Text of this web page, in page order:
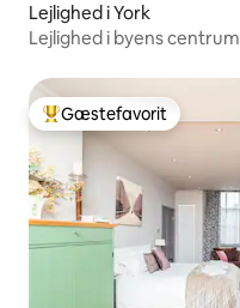
Lejlighed i York
Lejlighed i byens
Bedste gæstefavorit
Gæstefavorit